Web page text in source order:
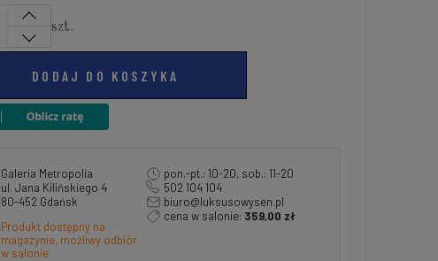
szt.
DODAJ DO KOSZYKA
Galeria Metropolia
ul. Jana Kilińskiego 4
80-452 Gdańsk
Produkt dostępny na
magazynie, możliwy odbiór
w salonie
pon.-pt.: 10-20, sob.: 11-20
502 104 104
biuro@luksusowysen.pl
cena w salonie: 359,00 zł